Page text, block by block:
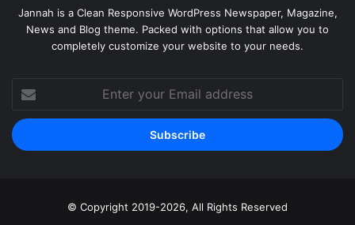
Jannah is a Clean Responsive WordPress Newspaper, Magazine,
News and Blog theme. Packed with options that allow you to
completely customize your website to your needs.
your
Email
address
© Copyright 2019-2026, All Rights Reserved